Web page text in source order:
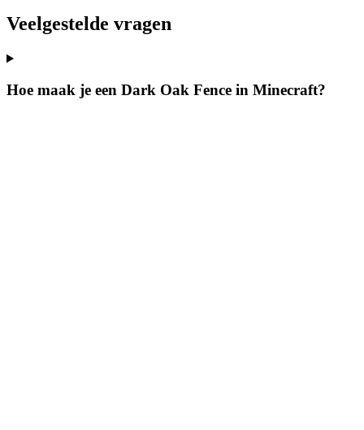
Veelgestelde vragen
Hoe maak je een Dark Oak Fence in Minecraft?